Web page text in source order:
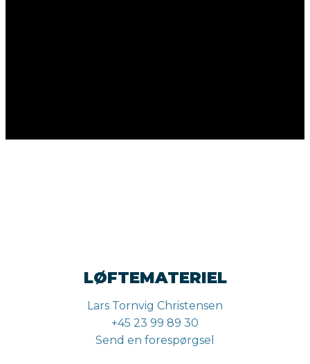
LØFTEMATERIEL
Lars Tornvig Christensen
+45 23 99 89 30
Send en forespørgsel